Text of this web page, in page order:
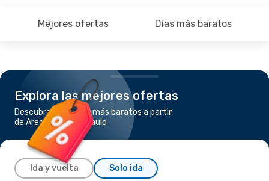
Mejores ofertas Días más baratos
Explora las mejores ofertas
Descubre los vuelos más baratos a partir
de Arequipa a Sao Paulo
Ida y vuelta Solo ida